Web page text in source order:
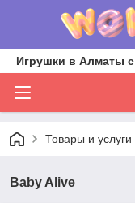
Игрушки в Алматы с
Товары и услуги
Baby Alive